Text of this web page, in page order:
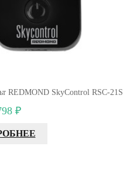
REDMOND SkyControl RSC-21S
₽